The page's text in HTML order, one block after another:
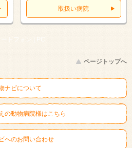
取扱い病院
ートフォン | PC
ページトップへ
ナビについて
の動物病院様はこちら
へのお問い合わせ